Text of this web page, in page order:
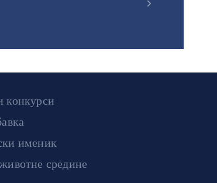
конкурси
именик
средине